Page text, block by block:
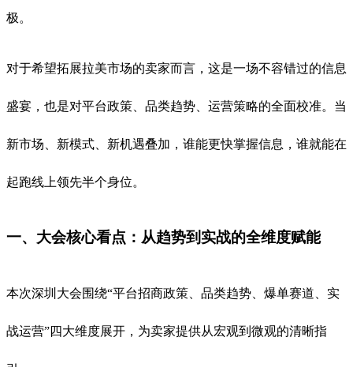
极。
对于希望拓展拉美市场的卖家而言，这是一场不容错过的信息
盛宴，也是对平台政策、品类趋势、运营策略的全面校准。当
新市场、新模式、新机遇叠加，谁能更快掌握信息，谁就能在
起跑线上领先半个身位。
一、大会核心看点：从趋势到实战的全维度赋能
本次深圳大会围绕“平台招商政策、品类趋势、爆单赛道、实
战运营”四大维度展开，为卖家提供从宏观到微观的清晰指